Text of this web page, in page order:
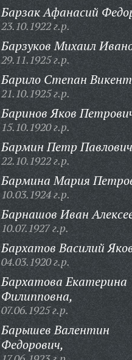
Барзак Афанасий
23.10.1922 г.р.
Барзуков Михаил
29.11.1925 г.р.
Барило Степан
21.10.1925 г.р.
Баринов Яков
15.10.1920 г.р.
Бармин Петр
22.10.1922 г.р.
Бармина Мария
10.03.1924 г.р.
Барнашов Иван
10.07.1927 г.р.
Бархатов Василий
04.03.1920 г.р.
Бархатова Екатерина
Филипповна,
07.06.1925 г.р.
Барышев Валентин
Федорович,